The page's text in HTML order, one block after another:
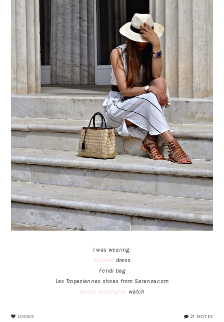
I was wearing:
Showpo dress
Fendi bag
Les Tropeziennes shoes from Sarenza.com
Daniel Wellington watch
21 NOTES
LOOKS